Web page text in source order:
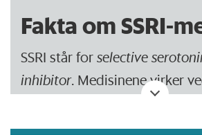
Fakta om SSRI-
SSRI står forselective
inhibitor. Medisinene virker
Det gjør at mengden